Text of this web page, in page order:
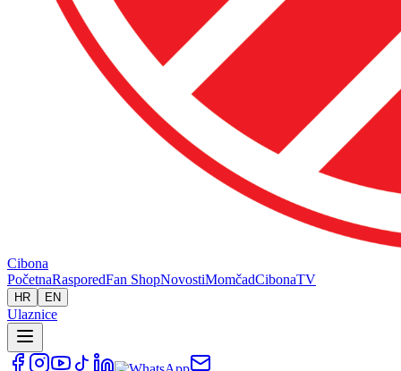
Cibona
PočetnaRasporedFan ShopNovostiMomčadCibonaTV
HR EN
Ulaznice